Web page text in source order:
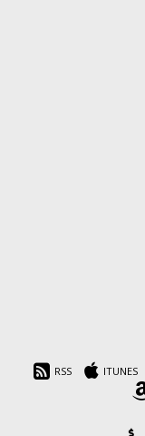
RSS ITUNES